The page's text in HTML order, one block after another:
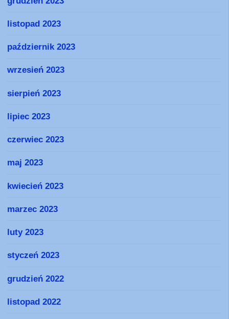
listopad 2023
październik 2023
wrzesień 2023
sierpień 2023
lipiec 2023
czerwiec 2023
maj 2023
kwiecień 2023
marzec 2023
luty 2023
styczeń 2023
grudzień 2022
listopad 2022